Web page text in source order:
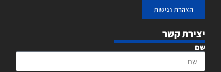
הצהרת נגישות
יצירת קשר
שם